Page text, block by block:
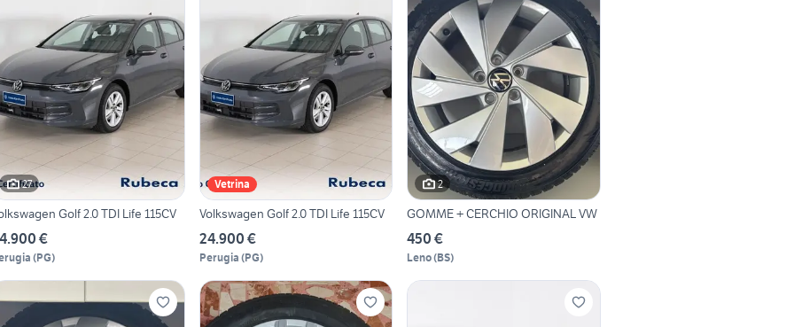
27
Golf 2.0 TDI Life 115CV
€
(PG)
Vetrina
Volkswagen Golf 2.0 TDI Life 115CV
24.900 €
Perugia (PG)
2
GOMME + CERCHIO ORIGINAL VW
450 €
Leno(BS)